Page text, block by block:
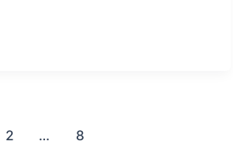
2 … 8